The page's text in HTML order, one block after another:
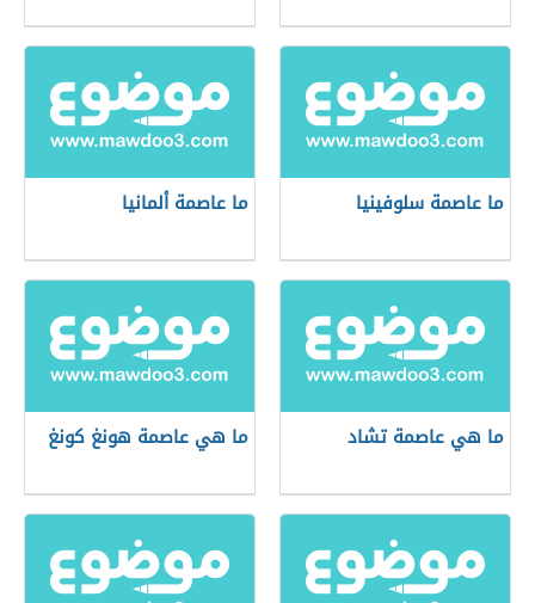
ما عاصمة سلوفينيا ما عاصمة ألمانيا
ما هي عاصمة تشاد ما هي عاصمة هونغ كونغ